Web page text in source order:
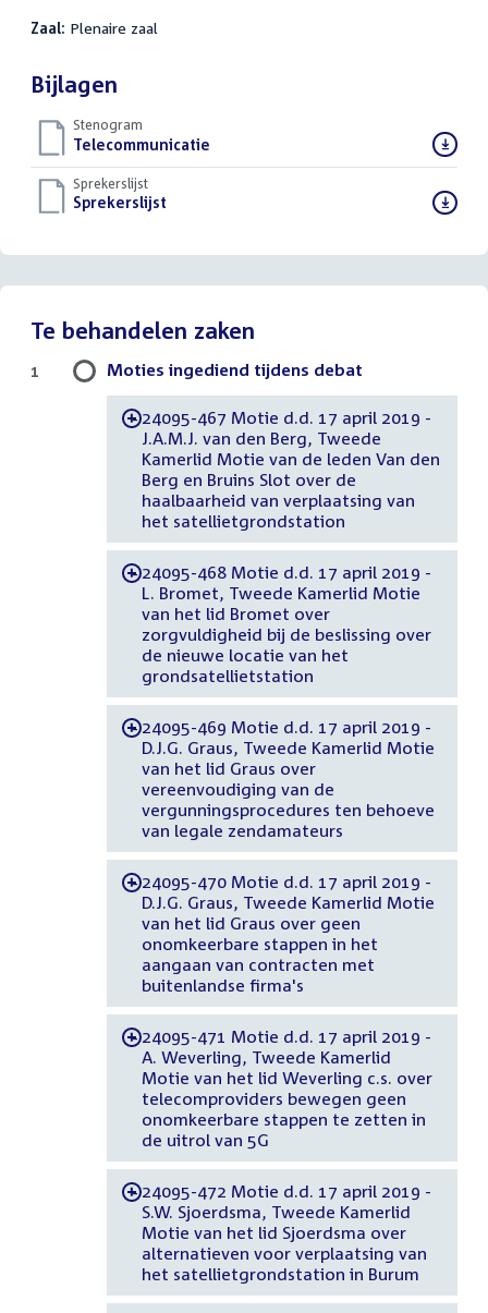
Zaal: Plenaire zaal
Bijlagen
Stenogram
Download
bestand:
Telecommunicatie
Sprekerslijst
Download
Sprekerslijst
Te behandelen zaken
Moties ingediend tijdens debat
-24095-467 Motie d.d. 17 april 2019 -
J.A.M.J. van den Berg, Tweede
Kamerlid Motie van de leden Van den
Berg en Bruins Slot over de
haalbaarheid van verplaatsing van
het satellietgrondstation
-24095-468 Motie d.d. 17 april 2019 -
L. Bromet, Tweede Kamerlid Motie
van het lid Bromet over
zorgvuldigheid bij de beslissing over
de nieuwe locatie van het
grondsatellietstation
-24095-469 Motie d.d. 17 april 2019 -
D.J.G. Graus, Tweede Kamerlid Motie
van het lid Graus over
vereenvoudiging van de
vergunningsprocedures ten behoeve
van legale zendamateurs
-24095-470 Motie d.d. 17 april 2019 -
D.J.G. Graus, Tweede Kamerlid Motie
van het lid Graus over geen
onomkeerbare stappen in het
aangaan van contracten met
buitenlandse firma's
-24095-471 Motie d.d. 17 april 2019 -
A. Weverling, Tweede Kamerlid
Motie van het lid Weverling c.s. over
telecomproviders bewegen geen
onomkeerbare stappen te zetten in
de uitrol van 5G
-24095-472 Motie d.d. 17 april 2019 -
S.W. Sjoerdsma, Tweede Kamerlid
Motie van het lid Sjoerdsma over
alternatieven voor verplaatsing van
het satellietgrondstation in Burum
1